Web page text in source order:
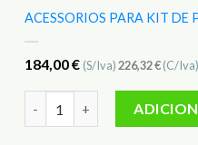
ACESSORIOS PARA KIT DE
184,00€ (S/Iva)226,32€(C/Iva)